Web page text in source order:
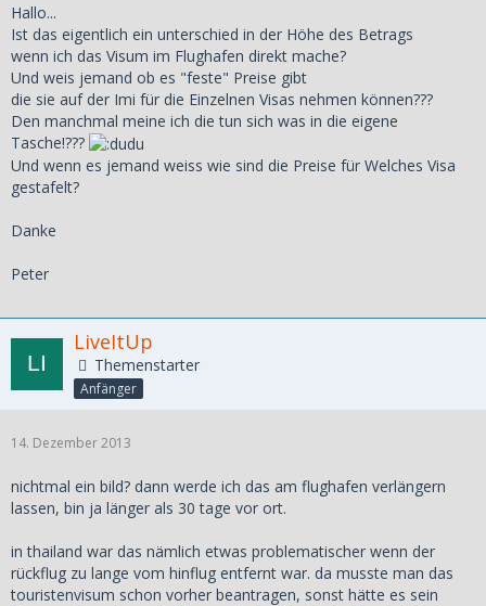
Hallo...
Ist das eigentlich ein unterschied in der Höhe des Betrags
wenn ich das Visum im Flughafen direkt mache?
Und weis jemand ob es "feste" Preise gibt
die sie auf der Imi für die Einzelnen Visas nehmen können???
Den manchmal meine ich die tun sich was in die eigene
Tasche!???
Und wenn es jemand weiss wie sind die Preise für Welches Visa
gestafelt?
Danke
Peter
LiveItUp
Themenstarter
Anfänger
14. Dezember 2013
nichtmal ein bild? dann werde ich das am flughafen verlängern
lassen, bin ja länger als 30 tage vor ort.
in thailand war das nämlich etwas problematischer wenn der
rückflug zu lange vom hinflug entfernt war. da musste man das
touristenvisum schon vorher beantragen, sonst hätte es sein